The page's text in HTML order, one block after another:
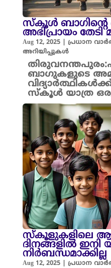
സ്കൂൾ ബാഗിന്റെ
അഭിപ്രായം തേടി
Aug 12, 2025| പ്രധാന
അറിയിപ്പുകൾ
ബാഗുകളുടെ
സ്കൂൾ യാത്ര
സ്‌കൂളുകളിലെ
ദിനങ്ങളിൽ
നിർബന്ധമാക്കില്ല
Aug 12, 2025| പ്രധാന